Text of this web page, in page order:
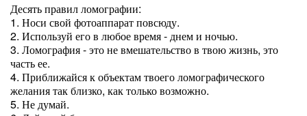
Десять правил ломографии:
1. Носи свой фотоаппарат повсюду.
2. Используй его в любое время - днем и ночью.
3. Ломография - это не вмешательство в твою жизнь, это
часть ее.
4. Приближайся к объектам твоего ломографического
желания так близко, как только возможно.
5. Не думай.